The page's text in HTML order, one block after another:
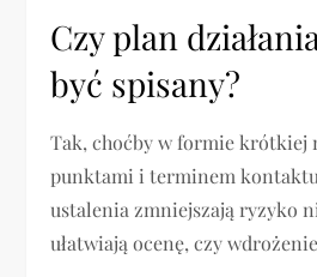
Czy plan
być spisany?
Tak, choćby w formie krótkiej
punktami i terminem
ustalenia zmniejszają ryzyko
ułatwiają ocenę, czy